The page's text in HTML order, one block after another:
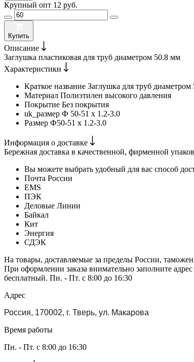
Крупный опт 12 руб.
Купить
Описание
Заглушка пластиковая для труб диаметром 50.8 мм
Характеристики
Краткое название Заглушка для труб
Материал Полиэтилен высокого давления
Покрытие Без покрытия
uk_размер Ф 50-51 x 1.2-3.0
Размер Ф50-51 x 1.2-3.0
Информация о доставке
Бережная доставка в качественной, фирменной
Вы можете выбрать удобный для вас способ
Почта России
EMS
ПЭК
Деловые Линии
Байкал
Кит
Энергия
СДЭК
На товары, доставляемые за пределы России,
При оформлении заказа внимательно заполните
бесплатный. Пн. - Пт. с 8:00 до 16:30
Адрес
Россия, 170002, г. Тверь, ул. Макарова
Время работы
Пн. - Пт. с 8:00 до 16:30